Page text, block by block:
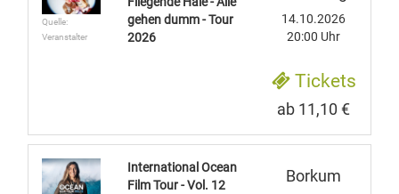
Quelle:
Veranstalter
gehen dumm - Tour
2026
14.10.2026
20:00 Uhr
Tickets
ab 11,10 €
International Ocean
Film Tour - Vol. 12
Borkum